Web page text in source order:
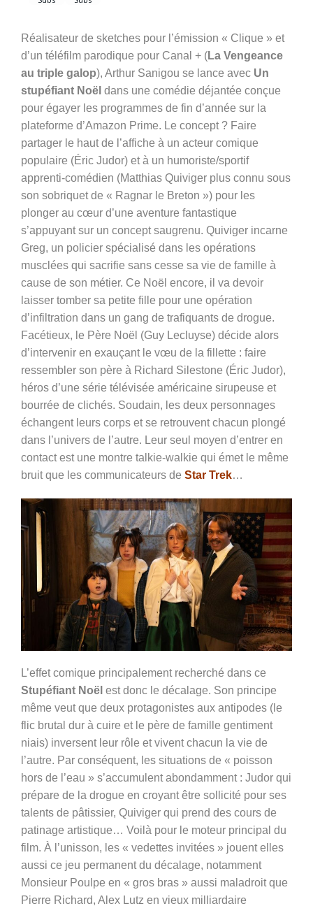
Réalisateur de sketches pour l’émission « Clique » et
d’un téléfilm parodique pour Canal + (La Vengeance
au triple galop), Arthur Sanigou se lance avec Un
stupéfiant Noël dans une comédie déjantée conçue
pour égayer les programmes de fin d’année sur la
plateforme d’Amazon Prime. Le concept ? Faire
partager le haut de l’affiche à un acteur comique
populaire (Éric Judor) et à un humoriste/sportif
apprenti-comédien (Matthias Quiviger plus connu sous
son sobriquet de « Ragnar le Breton ») pour les
plonger au cœur d’une aventure fantastique
s’appuyant sur un concept saugrenu. Quiviger incarne
Greg, un policier spécialisé dans les opérations
musclées qui sacrifie sans cesse sa vie de famille à
cause de son métier. Ce Noël encore, il va devoir
laisser tomber sa petite fille pour une opération
d’infiltration dans un gang de trafiquants de drogue.
Facétieux, le Père Noël (Guy Lecluyse) décide alors
d’intervenir en exauçant le vœu de la fillette : faire
ressembler son père à Richard Silestone (Éric Judor),
héros d’une série télévisée américaine sirupeuse et
bourrée de clichés. Soudain, les deux personnages
échangent leurs corps et se retrouvent chacun plongé
dans l’univers de l’autre. Leur seul moyen d’entrer en
contact est une montre talkie-walkie qui émet le même
bruit que les communicateurs de Star Trek…
L’effet comique principalement recherché dans ce
Stupéfiant Noël est donc le décalage. Son principe
même veut que deux protagonistes aux antipodes (le
flic brutal dur à cuire et le père de famille gentiment
niais) inversent leur rôle et vivent chacun la vie de
l’autre. Par conséquent, les situations de « poisson
hors de l’eau » s’accumulent abondamment : Judor qui
prépare de la drogue en croyant être sollicité pour ses
talents de pâtissier, Quiviger qui prend des cours de
patinage artistique… Voilà pour le moteur principal du
film. À l’unisson, les « vedettes invitées » jouent elles
aussi ce jeu permanent du décalage, notamment
Monsieur Poulpe en « gros bras » aussi maladroit que
Pierre Richard, Alex Lutz en vieux milliardaire